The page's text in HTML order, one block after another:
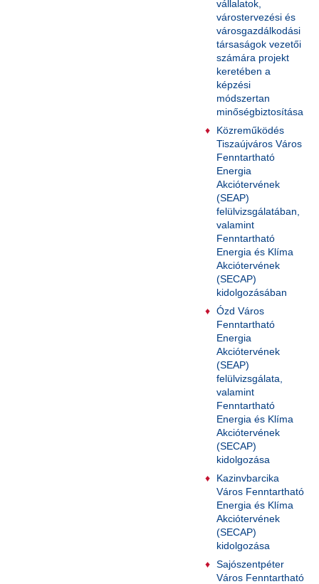
vállalatok,
várostervezési és
városgazdálkodási
társaságok vezetői
számára projekt
keretében a
képzési
módszertan
minőségbiztosítása
Közreműködés
Tiszaújváros Város
Fenntartható
Energia
Akciótervének
(SEAP)
felülvizsgálatában,
valamint
Fenntartható
Energia és Klíma
Akciótervének
(SECAP)
kidolgozásában
Ózd Város
Fenntartható
Energia
Akciótervének
(SEAP)
felülvizsgálata,
valamint
Fenntartható
Energia és Klíma
Akciótervének
(SECAP)
kidolgozása
Kazinvbarcika
Város Fenntartható
Energia és Klíma
Akciótervének
(SECAP)
kidolgozása
Sajószentpéter
Város Fenntartható